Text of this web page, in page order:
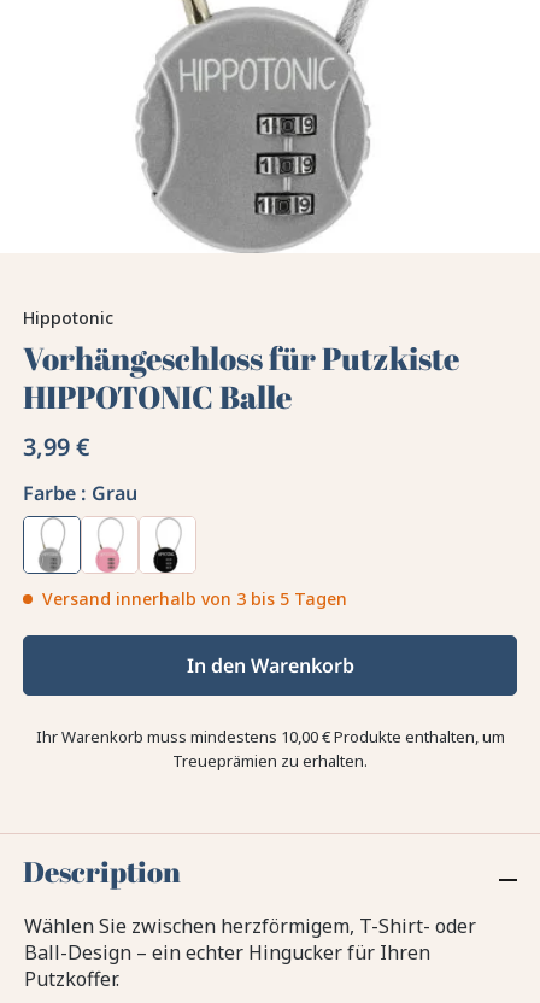
Hippotonic
Vorhängeschloss für Putzkiste
HIPPOTONIC Balle
3,99 €
Farbe : Grau
Versand innerhalb von 3 bis 5 Tagen
In den Warenkorb
Ihr Warenkorb muss mindestens 10,00 € Produkte enthalten, um
Treueprämien zu erhalten.
Description
Wählen Sie zwischen herzförmigem, T-Shirt- oder
Ball-Design – ein echter Hingucker für Ihren
Putzkoffer.